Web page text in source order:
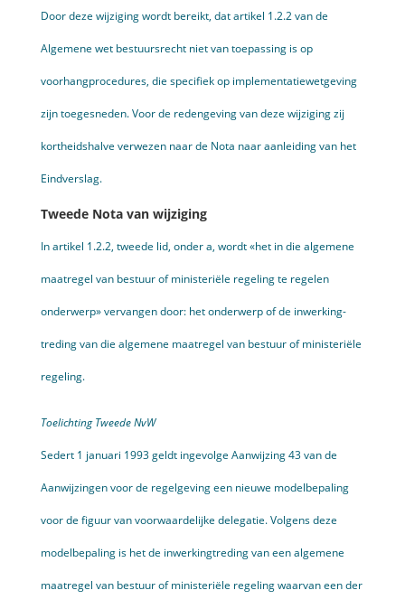
Door deze wijziging wordt bereikt, dat artikel 1.2.2 van de
Algemene wet bestuursrecht niet van toepassing is op
voorhangprocedures, die specifiek op implementatiewetgeving
zijn toegesneden. Voor de reden­geving van deze wijziging zij
kortheidshalve verwezen naar de Nota naar aanleiding van het
Eindverslag.
Tweede Nota van wijziging
In artikel 1.2.2, tweede lid, onder a, wordt «het in die algemene
maatregel van bestuur of ministeriële regeling te regelen
onderwerp» vervangen door: het onderwerp of de inwerking­
treding van die algemene maatregel van bestuur of ministeriële
regeling.
Toelichting Tweede NvW
Sedert 1 januari 1993 geldt ingevolge Aanwijzing 43 van de
Aanwij­zingen voor de regelgeving een nieuwe modelbepaling
voor de figuur van voorwaardelijke delegatie. Volgens deze
modelbepaling is het de inwer­kingtreding van een algemene
maatregel van bestuur of ministeriële regeling waarvan een der